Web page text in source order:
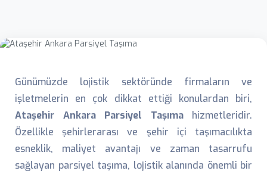
Günümüzde lojistik sektöründe firmaların ve
işletmelerin en çok dikkat ettiği konulardan biri,
Ataşehir Ankara Parsiyel Taşımahizmetleridir.
Özellikle şehirlerarası ve şehir içi taşımacılıkta
esneklik, maliyet avantajı ve zaman tasarrufu
sağlayan parsiyel taşıma, lojistik alanında önemli bir